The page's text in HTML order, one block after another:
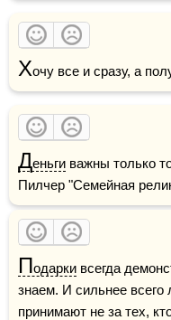
Хочу все и сразу, а
Деньги важны только
Пилчер "Семейная
Подарки всегда
знаем. И сильнее всего
принимают не за тех,